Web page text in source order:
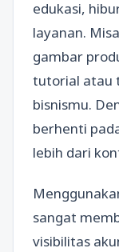
edukasi,
layanan.
gambar
tutorial atau
bisnismu.
berhenti
lebih dari
sangat
visibilitas